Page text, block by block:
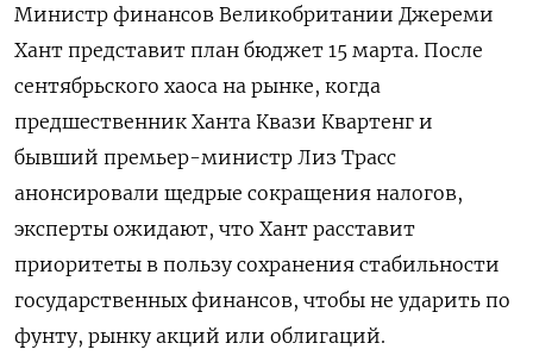
Министр финансов Великобритании Джереми
Хант представит план бюджет 15 марта. После
сентябрьского хаоса на рынке, когда
предшественник Ханта Квази Квартенг и
бывший премьер-министр Лиз Трасс
анонсировали щедрые сокращения налогов,
эксперты ожидают, что Хант расставит
приоритеты в пользу сохранения стабильности
государственных финансов, чтобы не ударить по
фунту, рынку акций или облигаций.